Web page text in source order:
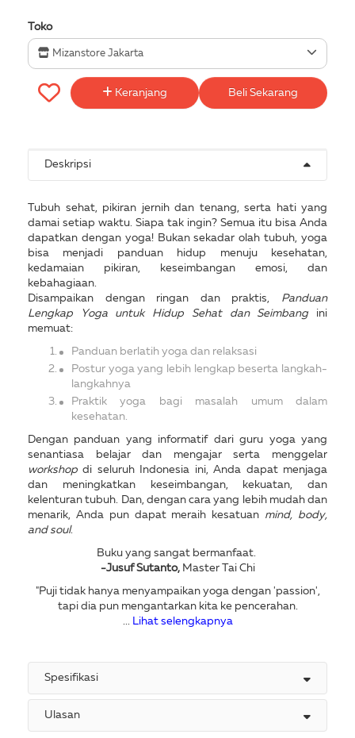
Toko
Mizanstore Jakarta
Keranjang Beli Sekarang
Deskripsi
Tubuh sehat, pikiran jernih dan tenang, serta hati yang
damai setiap waktu. Siapa tak ingin? Semua itu bisa Anda
dapatkan dengan yoga! Bukan sekadar olah tubuh, yoga
bisa menjadi panduan hidup menuju kesehatan,
kedamaian pikiran, keseimbangan emosi, dan
kebahagiaan.
Disampaikan dengan ringan dan praktis, Panduan
Lengkap Yoga untuk Hidup Sehat dan Seimbangini
memuat:
Panduan berlatih yoga dan relaksasi
Postur yoga yang lebih lengkap beserta langkah-
langkahnya
Praktik yoga bagi masalah umum dalam
kesehatan.
Dengan panduan yang informatif dari guru yoga yang
senantiasa belajar dan mengajar serta menggelar
workshop di seluruh Indonesia ini, Anda dapat menjaga
dan meningkatkan keseimbangan, kekuatan, dan
kelenturan tubuh. Dan, dengan cara yang lebih mudah dan
menarik, Anda pun dapat meraih kesatuan mind, body,
and soul.
Buku yang sangat bermanfaat.
-Jusuf Sutanto,Master Tai Chi
"Puji tidak hanya menyampaikan yoga dengan 'passion',
tapi dia pun mengantarkan kita ke pencerahan.
Lihat selengkapnya
Spesifikasi
Ulasan